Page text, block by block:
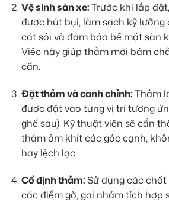
Vệ sinh sàn xe:Trước khi lắp
được hút bụi, làm sạch kỹ lưỡng
cát sỏi và đảm bảo bề mặt sàn
Việc này giúp thảm mới bám
cấn.
Đặt thảm và canh chỉnh:Thảm
được đặt vào từng vị trí tương
ghế sau). Kỹ thuật viên sẽ cẩn
thảm ôm khít các góc cạnh,
hay lệch lạc.
Cố định thảm:Sử dụng các chốt
các điểm gờ, gai nhám tích hợp